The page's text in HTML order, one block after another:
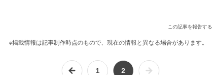
この記事を報告する
※掲載情報は記事制作時点のもので、現在の情報と異なる場合があります。
1 2